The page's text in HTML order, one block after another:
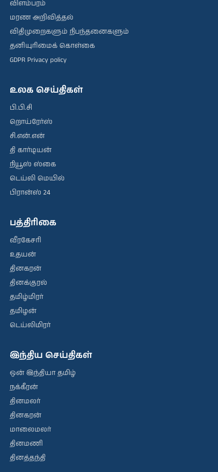
விளம்பரம்
மரண அறிவித்தல்
விதிமுறைகளும் நிபந்தனைகளும்
தனியுரிமைக் கொள்கை
GDPR Privacy policy
உலக செய்திகள்
பி.பி.சி
றொய்ரேர்ஸ்
சி.என்.என்
தி கார்டியன்
நியூஸ் ஸ்கை
டெய்லி மெயில்
பிரான்ஸ் 24
பத்திரிகை
வீரகேசரி
உதயன்
தினகரன்
தினக்குரல்
தமிழ்மிரர்
தமிழன்
டெய்லிமிரர்
இந்திய செய்திகள்
ஒன் இந்தியா தமிழ்
நக்கீரன்
தினமலர்
தினகரன்
மாலைமலர்
தினமணி
தினத்தந்தி